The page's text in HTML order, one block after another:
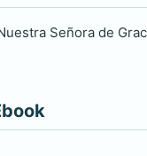
Señora de